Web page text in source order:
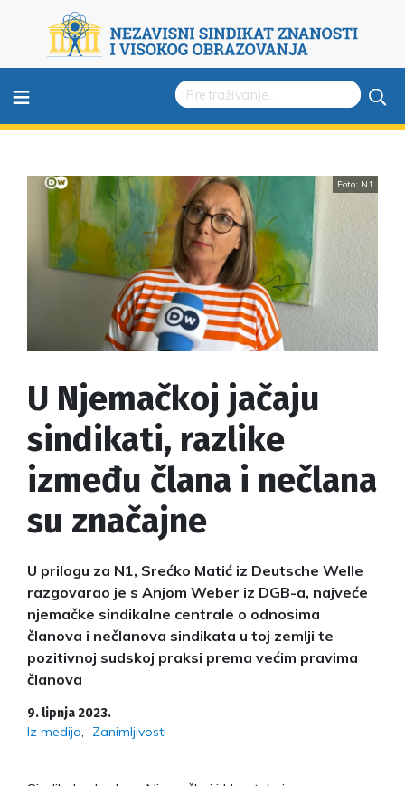
≡
Foto: N1
U Njemačkoj jačaju
sindikati, razlike
između člana i nečlana
su značajne
U prilogu za N1, Srećko Matić iz Deutsche Welle
razgovarao je s Anjom Weber iz DGB-a, najveće
njemačke sindikalne centrale o odnosima
članova i nečlanova sindikata u toj zemlji te
pozitivnoj sudskoj praksi prema većim pravima
članova
9. lipnja 2023.
Iz medija Zanimljivosti